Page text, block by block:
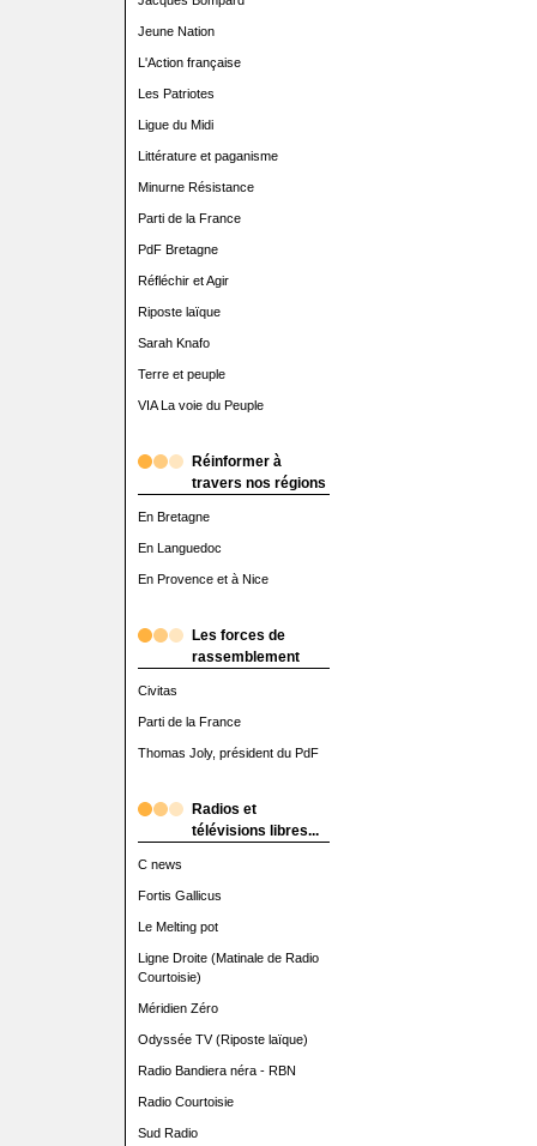
Jeune Nation
L'Action française
Les Patriotes
Ligue du Midi
Littérature et paganisme
Minurne Résistance
Parti de la France
PdF Bretagne
Réfléchir et Agir
Riposte laïque
Sarah Knafo
Terre et peuple
VIA La voie du Peuple
Réinformer à
travers nos régions
En Bretagne
En Languedoc
En Provence et à Nice
Les forces de
rassemblement
Civitas
Parti de la France
Thomas Joly, président du PdF
Radios et
télévisions libres...
C news
Fortis Gallicus
Le Melting pot
Ligne Droite (Matinale de Radio
Courtoisie)
Méridien Zéro
Odyssée TV (Riposte laïque)
Radio Bandiera néra - RBN
Radio Courtoisie
Sud Radio